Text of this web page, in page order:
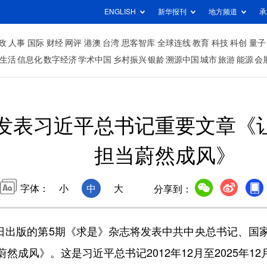
ENGLISH 新华报刊 地方频道
人事 国际 财经 网评 港澳 台湾 思客智库 全球连线 教育 科技 科创 量子
活信息化数字经济学术中国 乡村振兴银龄溯源中国 城市旅游 能源 会
表习近平总书记重要文章《
担当蔚然成风》
字体： 小 中 大 分享到：
的第5期《求是》杂志将发表中共中央总书记、国
然成风》。这是习近平总书记2012年12月至2025年12